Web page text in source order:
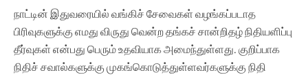
நாட்டின் இதுவரையில் வங்கிச் சேவைகள் வழங்கப்படாத
பிரிவுகளுக்கு எமது விருது வென்ற தங்கச் சான்றிதழ் நிதியளிப்பு
தீர்வுகள் என்பது பெரும் உதவியாக அமைந்துள்ளது. குறிப்பாக
நிதிச் சவால்களுக்கு முகங்கொடுத்துள்ளவர்களுக்கு நிதி